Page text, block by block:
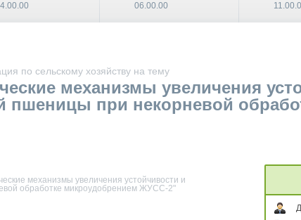
по сельскому хозяйству на тему
механизмы увеличения
пшеницы при некорневой
механизмы увеличения устойчивости и
обработке микроудобрением ЖУСС-2"
06.00.00